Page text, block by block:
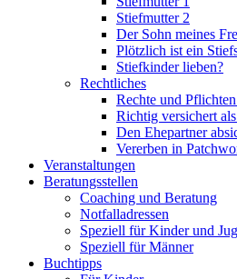
Stiefmutter 2
Der Sohn meines
Plötzlich ist ein
Stiefkinder lieben?
Rechtliches
Rechte und
Richtig versichert
Den Ehepartner
Vererben in
Veranstaltungen
Beratungsstellen
Coaching und Beratung
Notfalladressen
Speziell für Kinder und
Speziell für Männer
Buchtipps